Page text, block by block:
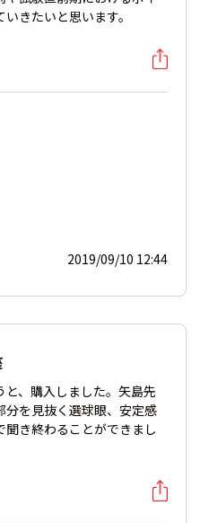
きたいと思います。
2019/09/10 12:44
、購入しました。矢島先
分を見抜く選球眼、安定感
き終わることができまし